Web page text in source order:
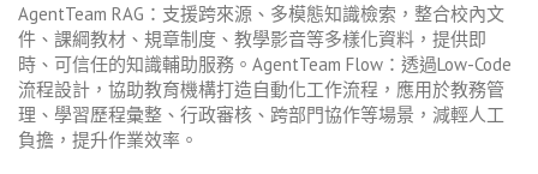
AgentTeam RAG：支援跨來源、多模態知識檢索，整合校內文
件、課綱教材、規章制度、教學影音等多樣化資料，提供即
時、可信任的知識輔助服務。AgentTeam Flow：透過Low-Code
流程設計，協助教育機構打造自動化工作流程，應用於教務管
理、學習歷程彙整、行政審核、跨部門協作等場景，減輕人工
負擔，提升作業效率。